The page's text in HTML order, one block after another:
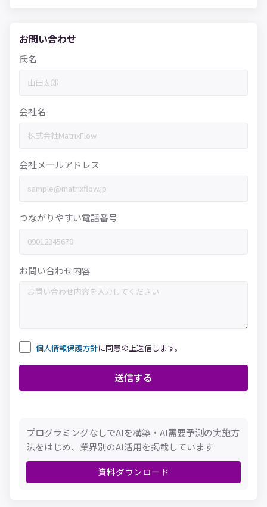
お問い合わせ
氏名
会社名
会社メールアドレス
つながりやすい電話番号
お問い合わせ内容
個人情報保護方針に同意の上送信します。
プログラミングなしでAIを構築・AI需要予測の実施方
法をはじめ、業界別のAI活用を掲載しています
資料ダウンロード